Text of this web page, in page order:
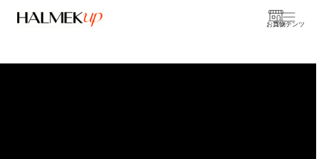
お買物
コンテンツ